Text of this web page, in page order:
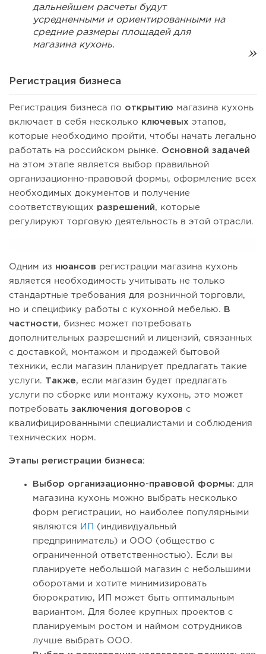
дальнейшем расчеты будут
усредненными и ориентированными на
средние размеры площадей для
магазина кухонь.
Регистрация бизнеса
Регистрация бизнеса по открытию магазина кухонь
включает в себя несколько ключевых этапов,
которые необходимо пройти, чтобы начать легально
работать на российском рынке. Основной задачей
на этом этапе является выбор правильной
организационно-правовой формы, оформление всех
необходимых документов и получение
соответствующих разрешений, которые
регулируют торговую деятельность в этой отрасли.
Одним из нюансов регистрации магазина кухонь
является необходимость учитывать не только
стандартные требования для розничной торговли,
но и специфику работы с кухонной мебелью.
В
частности, бизнес может потребовать
дополнительных разрешений и лицензий, связанных
с доставкой, монтажом и продажей бытовой
техники, если магазин планирует предлагать такие
услуги. Также, если магазин будет предлагать
услуги по сборке или монтажу кухонь, это может
потребовать заключения договоров с
квалифицированными специалистами и соблюдения
технических норм.
Этапы регистрации бизнеса:
Выбор организационно-правовой формы: для
магазина кухонь можно выбрать несколько
форм регистрации, но наиболее популярными
являются
ИП
(индивидуальный
предприниматель) и ООО (общество с
ограниченной ответственностью). Если вы
планируете небольшой магазин с небольшими
оборотами и хотите минимизировать
бюрократию, ИП может быть оптимальным
вариантом. Для более крупных проектов с
планируемым ростом и наймом сотрудников
лучше выбрать ООО.